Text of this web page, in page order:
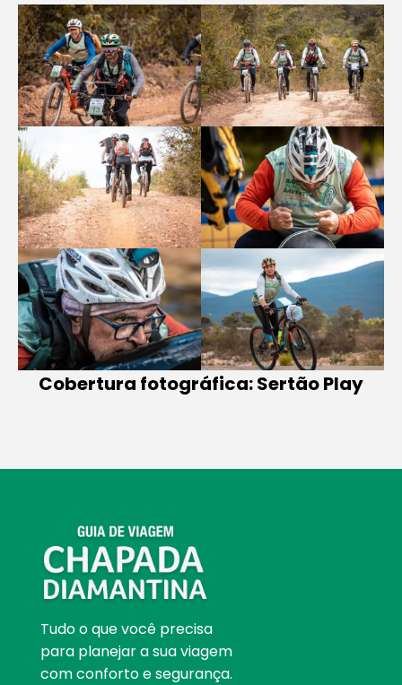
Cobertura fotográfica: Sertão Play
Tudo o que você precisa
para planejar a sua viagem
com conforto e segurança.